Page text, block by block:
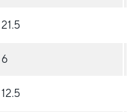
21.5
6
12.5